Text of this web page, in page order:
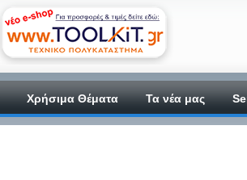
Χρήσιμα Θέματα Τα νέα μας